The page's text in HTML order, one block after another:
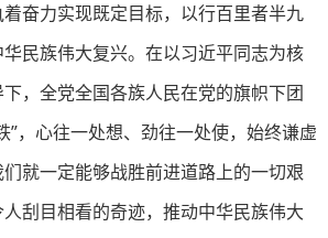
奋力实现既定目标，以行百里者半九
民族伟大复兴。在以习近平同志为核
，全党全国各族人民在党的旗帜下团
”，心往一处想、劲往一处使，始终谦虚
就一定能够战胜前进道路上的一切艰
刮目相看的奇迹，推动中华民族伟大